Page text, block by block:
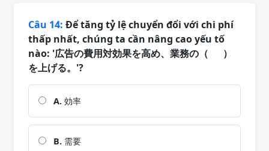
Câu 14: Để tăng tỷ lệ chuyển đổi với chi phí
thấp nhất, chúng ta cần nâng cao yếu tố
nào: '広告の費用対効果を高め、業務の（ ）
を上げる。'?
A. 効率
B. 需要